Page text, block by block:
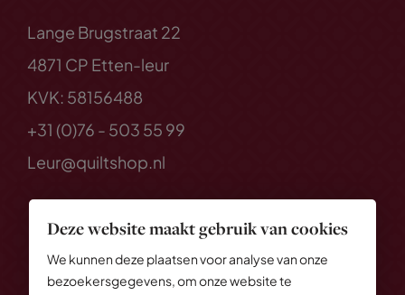
Deze website maakt gebruik van cookies
We kunnen deze plaatsen voor analyse van onze
bezoekersgegevens, om onze website te
Lange Brugstraat 22
4871 CP Etten-leur
KVK: 58156488
+31 (0)76 - 503 55 99
Leur@quiltshop.nl